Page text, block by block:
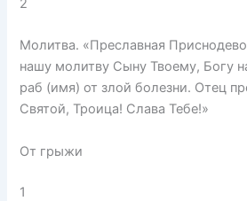
2
Молитва. «Преславная
нашу молитву Сыну Твоему, Богу
раб (имя) от злой болезни. Отец
Святой, Троица! Слава Тебе!»
От грыжи
1